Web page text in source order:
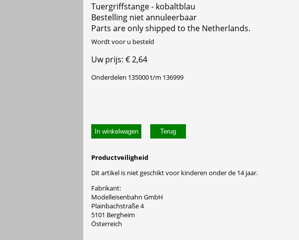
Tuergriffstange - kobaltblau
Bestelling niet annuleerbaar
Parts are only shipped to the Netherlands.
Wordt voor u besteld
Uw prijs: € 2,64
Onderdelen 135000 t/m 136999
In winkelwagen
Productveiligheid
Dit artikel is niet geschikt voor kinderen onder de 14 jaar.
Fabrikant:
Modelleisenbahn GmbH
Plainbachstraße 4
5101 Bergheim
Österreich